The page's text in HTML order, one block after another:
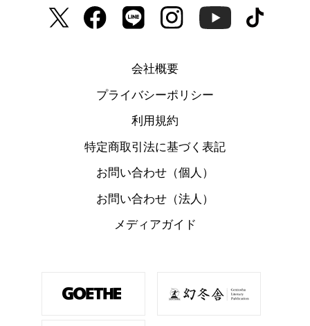
会社概要
プライバシーポリシー
利用規約
特定商取引法に基づく表記
お問い合わせ（個人）
お問い合わせ（法人）
メディアガイド